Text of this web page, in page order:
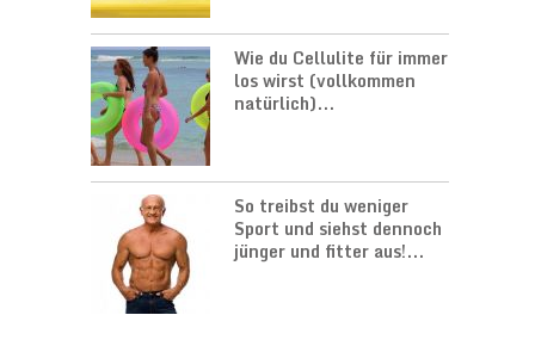
Wie du Cellulite für immer
los wirst (vollkommen
natürlich)...
So treibst du weniger
Sport und siehst dennoch
jünger und fitter aus!...